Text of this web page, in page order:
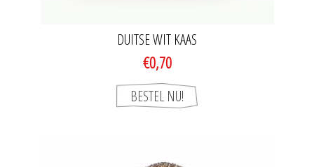
DUITSE WIT KAAS
€0,70